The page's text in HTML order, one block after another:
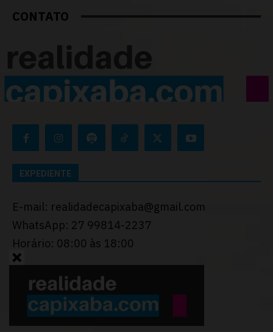
CONTATO
EXPEDIENTE
E-mail: realidadecapixaba@gmail.com
WhatsApp: 27 99814-2237
Horário: 08:00 às 18:00
Desenvolvido porThiago Programador